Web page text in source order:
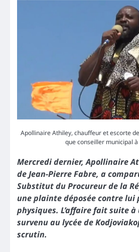
Apollinaire Athiley, chauffeur et escorte
que conseiller municipal
Mercredi dernier, Apollinaire
de Jean-Pierre Fabre, a
Substitut du Procureur de la
une plainte déposée contre lui
physiques. L’affaire fait suite
survenu au lycée de
scrutin.